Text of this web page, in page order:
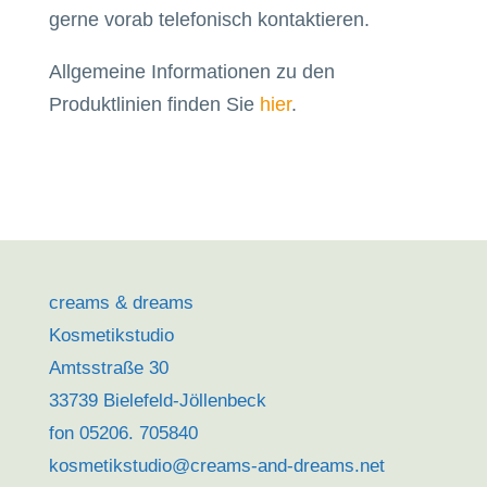
gerne vorab telefonisch kontaktieren.
Allgemeine Informationen zu den
Produktlinien finden Sie hier.
creams & dreams
Kosmetikstudio
Amtsstraße 30
33739 Bielefeld-Jöllenbeck
fon 05206. 705840
kosmetikstudio@creams-and-dreams.net